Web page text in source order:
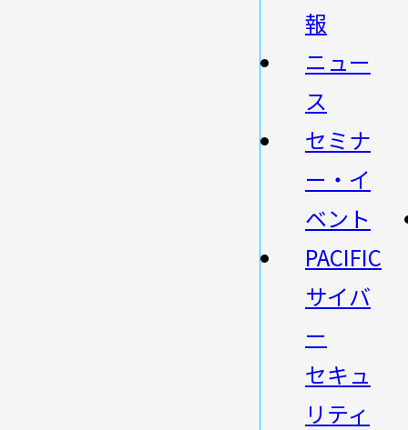
報
ニュー
ス
セミナ
ー・イ
ベント
PACIFIC
サイバ
ー
セキュ
リティ